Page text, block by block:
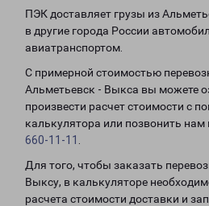
ПЭК доставляет грузы из
в другие города России
авиатранспортом.
С примерной стоимостью
Альметьевск - Выкса вы можете
произвести расчет стоимости с
калькулятора или позвонить нам
660-11-11
Для того, чтобы заказать
Выксу, в калькуляторе
расчета стоимости доставки и